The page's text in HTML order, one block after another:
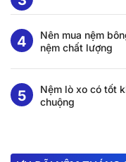
Nên mua nệm
nệm chất lượng
Nệm lò xo có tốt
chuộng